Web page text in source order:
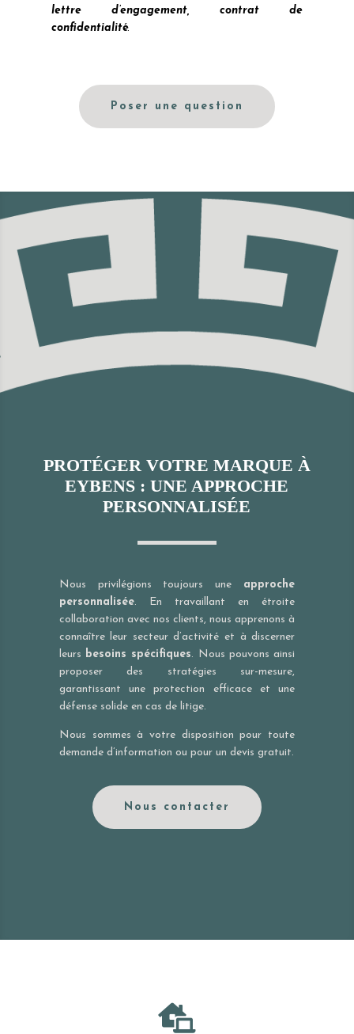
lettre d’engagement, contrat de
confidentialité.
Poser une question
PROTÉGER VOTRE MARQUE À
EYBENS : UNE APPROCHE
PERSONNALISÉE
Nous privilégions toujours une approche
personnalisée. En travaillant en étroite
collaboration avec nos clients, nous apprenons à
connaître leur secteur d’activité et à discerner
leurs besoins spécifiques. Nous pouvons ainsi
proposer des stratégies sur-mesure,
garantissant une protection efficace et une
défense solide en cas de litige.
Nous sommes à votre disposition pour toute
demande d’information ou pour un devis gratuit.
Nous contacter
